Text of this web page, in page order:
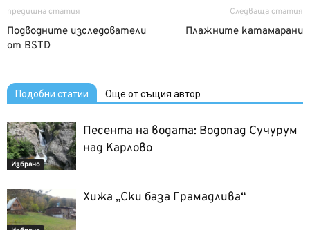
предишна статия
Подводните изследователи
от BSTD
Следваща статия
Плажните катамарани
Подобни статии Още от същия автор
Избрано
Песента на водата: Водопад Сучурум
над Карлово
Хижа „Ски база Грамадлива“